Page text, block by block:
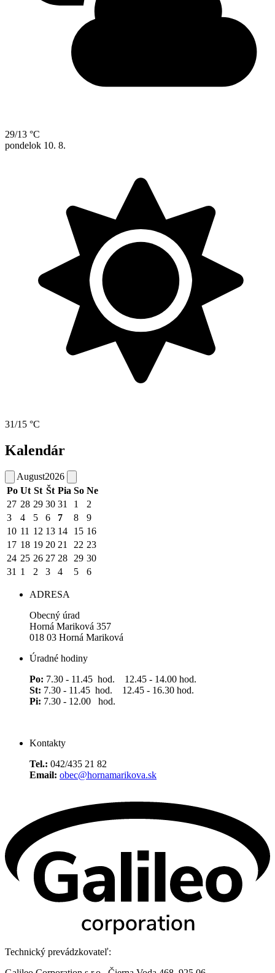
29/13 °C
pondelok 10. 8.
31/15 °C
Kalendár
August2026
Po Ut St Št Pia So Ne
27 28 29 30 31 1
2
3
4 5 6 7 8
9
10 11 12 13 14 15 16
17 18 19 20 21 22 23
24 25 26 27 28 29 30
31 1 2 3 4 5 6
ADRESA
Obecný úrad
Horná Mariková 357
018 03 Horná Mariková
Úradné hodiny
Po: 7.30 - 11.45 hod. 12.45 - 14.00 hod.
St: 7.30 - 11.45 hod. 12.45 - 16.30 hod.
Pi: 7.30 - 12.00 hod.
Kontakty
Tel.: 042/435 21 82
Email: obec@hornamarikova.sk
Technický prevádzkovateľ: